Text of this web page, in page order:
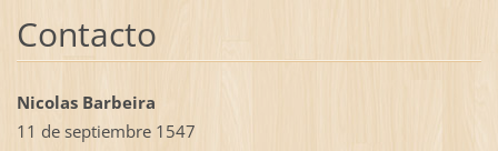
Contacto
Nicolas Barbeira
11 de septiembre 1547